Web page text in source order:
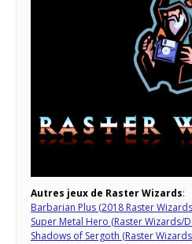
Autres jeux de Raster Wizards:
Barbarian Plus (2018 Raster
Super Metal Hero (Raster Wizards/
Shadows of Sergoth (Raster